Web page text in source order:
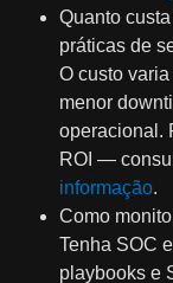
Quanto
práticas de
O custo
menor
operacional.
ROI —
informação.
Como
Tenha SOC
playbooks e